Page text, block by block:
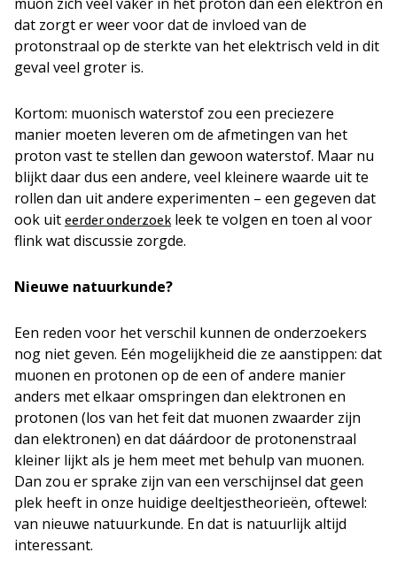
dat zorgt er weer voor dat de invloed van de
protonstraal op de sterkte van het elektrisch veld in dit
geval veel groter is.
Kortom: muonisch waterstof zou een preciezere
manier moeten leveren om de afmetingen van het
proton vast te stellen dan gewoon waterstof. Maar nu
blijkt daar dus een andere, veel kleinere waarde uit te
rollen dan uit andere experimenten – een gegeven dat
ook uit eerder onderzoek leek te volgen en toen al voor
flink wat discussie zorgde.
Nieuwe natuurkunde?
Een reden voor het verschil kunnen de onderzoekers
nog niet geven. Eén mogelijkheid die ze aanstippen: dat
muonen en protonen op de een of andere manier
anders met elkaar omspringen dan elektronen en
protonen (los van het feit dat muonen zwaarder zijn
dan elektronen) en dat dáárdoor de protonenstraal
kleiner lijkt als je hem meet met behulp van muonen.
Dan zou er sprake zijn van een verschijnsel dat geen
plek heeft in onze huidige deeltjestheorieën, oftewel:
van nieuwe natuurkunde. En dat is natuurlijk altijd
interessant.